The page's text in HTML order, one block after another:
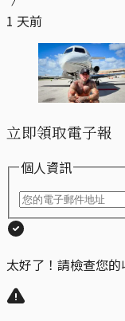
1 天前
立即領取電子報
個人資訊
太好了！請檢查您